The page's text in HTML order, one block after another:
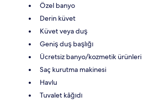
Özel banyo
Derin küvet
Küvet veya duş
Geniş duş başlığı
Ücretsiz banyo/kozmetik ürünleri
Saç kurutma makinesi
Havlu
Tuvalet kâğıdı